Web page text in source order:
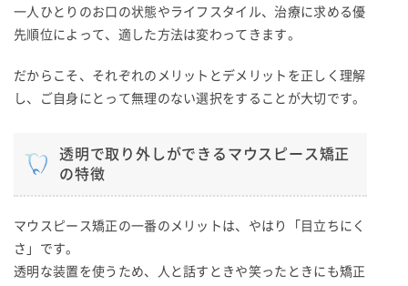
一人ひとりのお口の状態やライフスタイル、治療に求める優
先順位によって、適した方法は変わってきます。
だからこそ、それぞれのメリットとデメリットを正しく理解
し、ご自身にとって無理のない選択をすることが大切です。
透明で取り外しができるマウスピース矯正
の特徴
マウスピース矯正の一番のメリットは、やはり「目立ちにく
さ」です。
透明な装置を使うため、人と話すときや笑ったときにも矯正